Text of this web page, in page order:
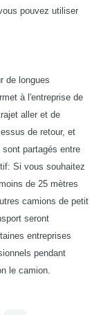
pouvez utiliser
de longues
à l'entreprise de
aller et de
de retour, et
partagés entre
Si vous souhaitez
de 25 mètres
camions de petit
seront
entreprises
pendant
le camion.